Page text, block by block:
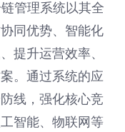
管理系统以其全
同优势、智能化
提升运营效率、
。通过系统的应
线，强化核心竞
智能、物联网等